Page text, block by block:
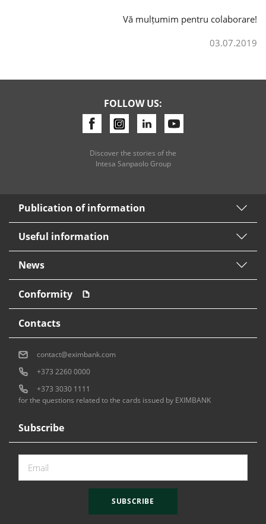
Vă mulțumim pentru colaborare!
03.07.2019
FOLLOW US:
Discover the stories of the
Intesa Sanpaolo Group
Publication of information
Useful information
News
Conformity
Subscribe
SUBSCRIBE
Contacts
contact@eximbank.com
+373 2260 0000
+373 3030 1111
for the questions related to the cards issued by EXIMBANK